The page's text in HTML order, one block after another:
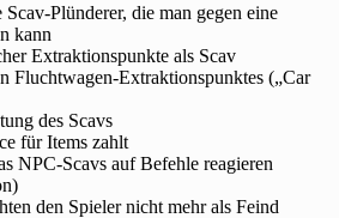
Plünderer, die man gegen eine
kann
Extraktionspunkte als Scav
Fluchtwagen-Extraktionspunktes („Car
des Scavs
für Items zahlt
NPC-Scavs auf Befehle reagieren
den Spieler nicht mehr als Feind